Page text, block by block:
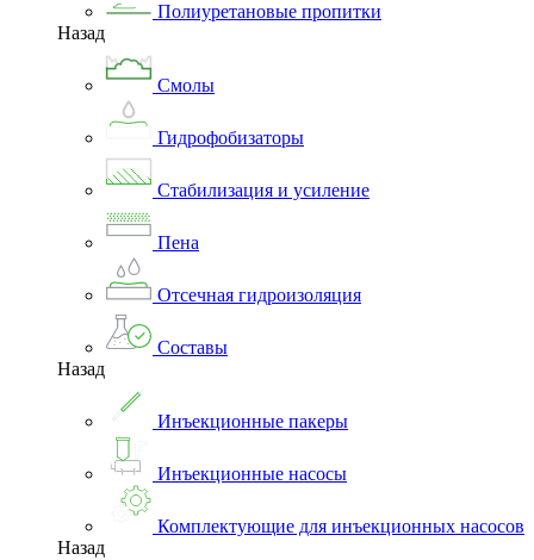
Полиуретановые пропитки
Назад
Смолы
Гидрофобизаторы
Стабилизация и усиление
Пена
Отсечная гидроизоляция
Составы
Назад
Инъекционные пакеры
Инъекционные насосы
Комплектующие для инъекционных насосов
Назад